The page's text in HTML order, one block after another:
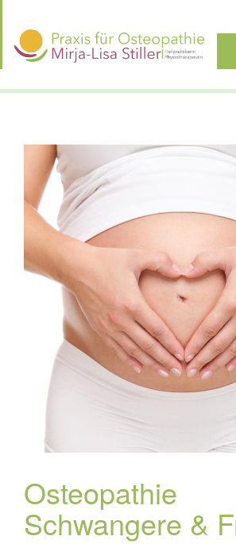
Inhalt
Osteopathie
Schwangere &